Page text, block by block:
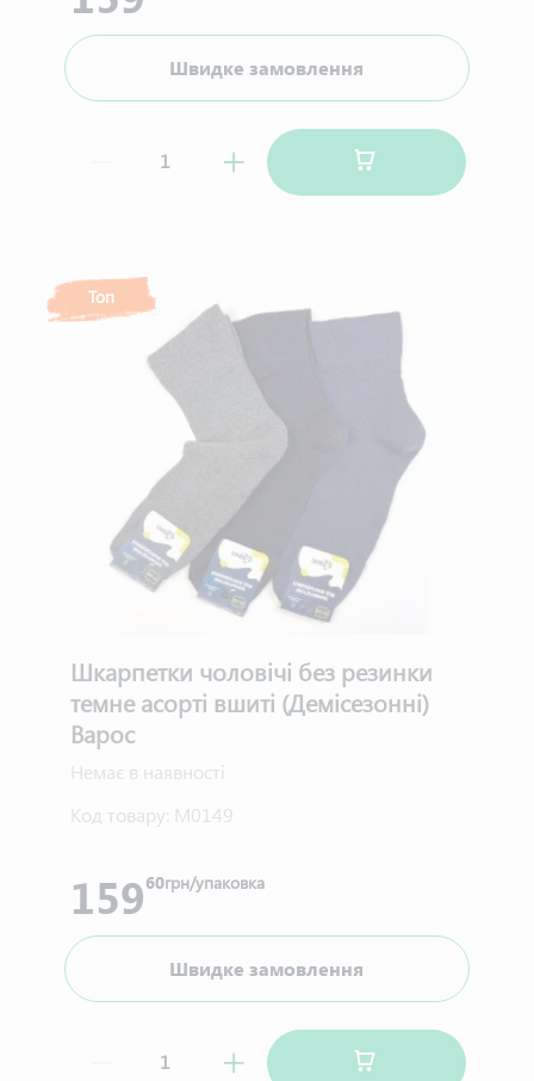
Швидке замовлення
Топ
Шкарпетки чоловічі без резинки
темне асорті вшиті (Демісезонні)
Варос
Немає в наявності
Код товару: М0149
15960грн/упаковка
Швидке замовлення